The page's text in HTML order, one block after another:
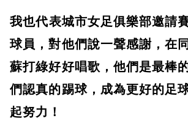
我也代表城市女足俱樂部邀請
球員，對他們說一聲感謝，在
蘇打綠好好唱歌，他們是最棒
們認真的踢球，成為更好的足
起努力！